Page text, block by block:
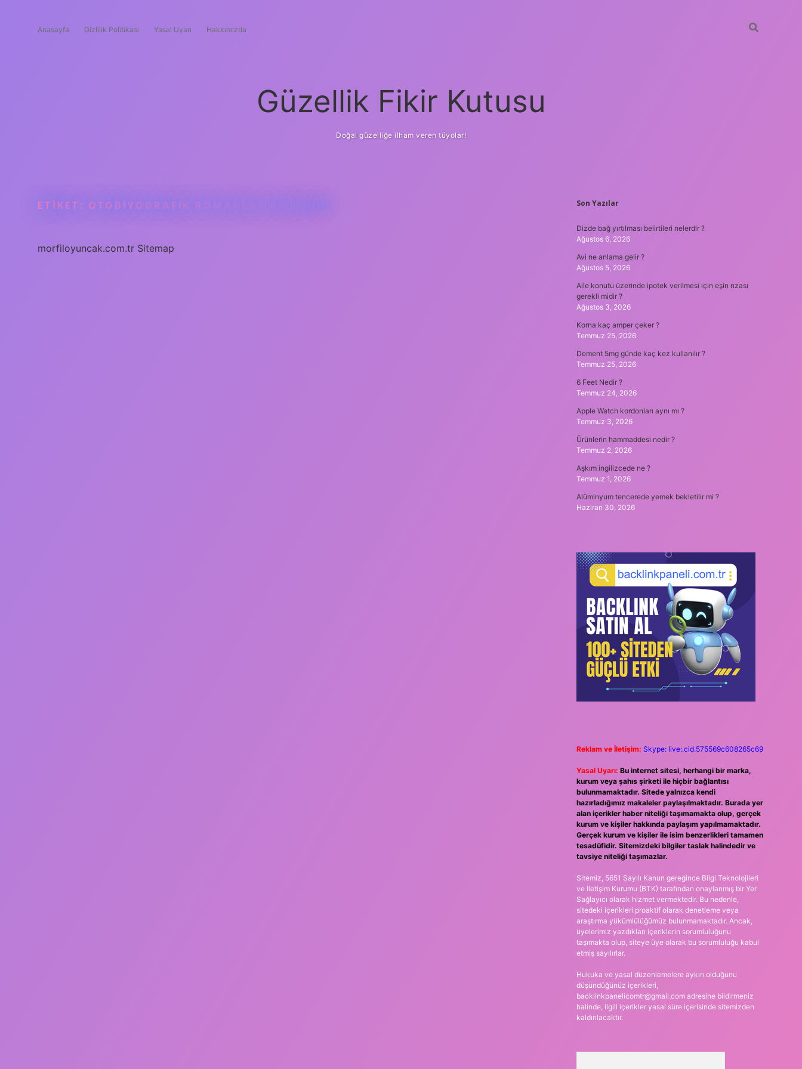
Anasayfa Gizlilik Politikası Yasal Uyarı Hakkımızda
Güzellik Fikir Kutusu
Doğal güzelliğe ilham veren tüyolar!
ETIKET: OTOBIYOGRAFIK ROMANLAR NELERDIR
morfiloyuncak.com.tr Sitemap
SIDEBAR
Son Yazılar
Dizde bağ yırtılması belirtileri nelerdir ?
Ağustos 6, 2026
Avi ne anlama gelir ?
Ağustos 5, 2026
Aile konutu üzerinde ipotek verilmesi için eşin rızası
gerekli midir ?
Ağustos 3, 2026
Korna kaç amper çeker ?
Temmuz 25, 2026
Dement 5mg günde kaç kez kullanılır ?
Temmuz 25, 2026
6 Feet Nedir ?
Temmuz 24, 2026
Apple Watch kordonları aynı mı ?
Temmuz 3, 2026
Ürünlerin hammaddesi nedir ?
Temmuz 2, 2026
Aşkım ingilizcede ne ?
Temmuz 1, 2026
Alüminyum tencerede yemek bekletilir mi ?
Haziran 30, 2026
Reklam ve İletişim: Skype: live:.cid.575569c608265c69
Yasal Uyarı: Bu internet sitesi, herhangi bir marka,
kurum veya şahıs şirketi ile hiçbir bağlantısı
bulunmamaktadır. Sitede yalnızca kendi
hazırladığımız makaleler paylaşılmaktadır. Burada yer
alan içerikler haber niteliği taşımamakta olup, gerçek
kurum ve kişiler hakkında paylaşım yapılmamaktadır.
Gerçek kurum ve kişiler ile isim benzerlikleri tamamen
tesadüfidir. Sitemizdeki bilgiler taslak halindedir ve
tavsiye niteliği taşımazlar.
Sitemiz, 5651 Sayılı Kanun gereğince Bilgi Teknolojileri
ve İletişim Kurumu (BTK) tarafından onaylanmış bir Yer
Sağlayıcı olarak hizmet vermektedir. Bu nedenle,
sitedeki içerikleri proaktif olarak denetleme veya
araştırma yükümlülüğümüz bulunmamaktadır. Ancak,
üyelerimiz yazdıkları içeriklerin sorumluluğunu
taşımakta olup, siteye üye olarak bu sorumluluğu kabul
etmiş sayılırlar.
Hukuka ve yasal düzenlemelere aykırı olduğunu
düşündüğünüz içerikleri,
backlinkpanelicomtr@gmail.comadresine bildirmeniz
halinde, ilgili içerikler yasal süre içerisinde sitemizden
kaldırılacaktır.
vdcasino güncel giriş